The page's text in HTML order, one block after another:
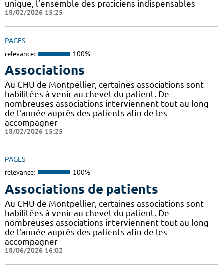
unique, l’ensemble des praticiens indispensables
18/02/2026 15:25
PAGES
relevance: 100%
Associations
Au CHU de Montpellier, certaines associations sont
habilitées à venir au chevet du patient. De
nombreuses associations interviennent tout au long
de l'année auprès des patients afin de les
accompagner
18/02/2026 15:25
PAGES
relevance: 100%
Associations de patients
Au CHU de Montpellier, certaines associations sont
habilitées à venir au chevet du patient. De
nombreuses associations interviennent tout au long
de l'année auprès des patients afin de les
accompagner
18/06/2026 16:02